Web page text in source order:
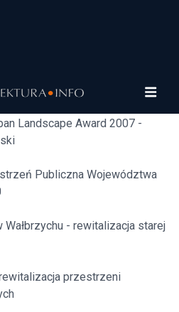
Landscape Award 2007 -
Publiczna Województwa
Wałbrzychu - rewitalizacja starej
przestrzeni